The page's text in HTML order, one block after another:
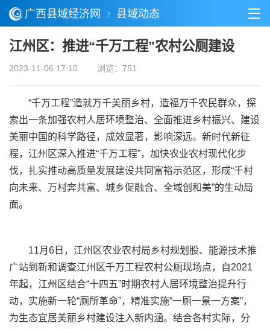
广西县域经济网 县域动态
江州区：推进“千万工程”农村公厕建设
2023-11-06 17:10 浏览：751
“千万工程”造就万千美丽乡村，造福万千农民群众，探
索出一条加强农村人居环境整治、全面推进乡村振兴、建设
美丽中国的科学路径，成效显著，影响深远。新时代新征
程，江州区深入推进“千万工程”，加快农业农村现代化步
伐，扎实推动高质量发展建设共同富裕示范区，形成“千村
向未来、万村奔共富、城乡促融合、全域创和美”的生动局
面。
11月6日，江州区农业农村局乡村规划股、能源技术推
广站到新和调查江州区千万工程农村公厕现场点，自2021
年起，江州区结合“十四五”时期农村人居环境整治提升行
动，实施新一轮“厕所革命”，精准实施“一厕一景一方案”，
为生态宜居美丽乡村建设注入新内涵。结合各村实际，分